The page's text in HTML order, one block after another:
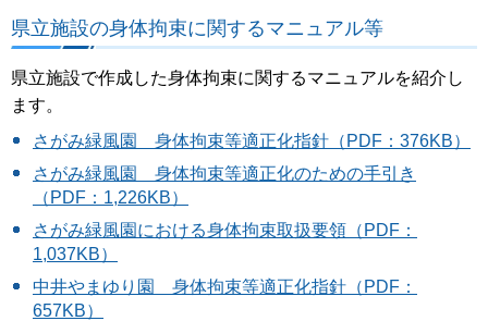
県立施設の身体拘束に関するマニュアル等
県立施設で作成した身体拘束に関するマニュアルを紹介し
ます。
さがみ緑風園 身体拘束等適正化指針（PDF：376KB）
さがみ緑風園 身体拘束等適正化のための手引き
（PDF：1,226KB）
さがみ緑風園における身体拘束取扱要領（PDF：
1,037KB）
中井やまゆり園 身体拘束等適正化指針（PDF：
657KB）